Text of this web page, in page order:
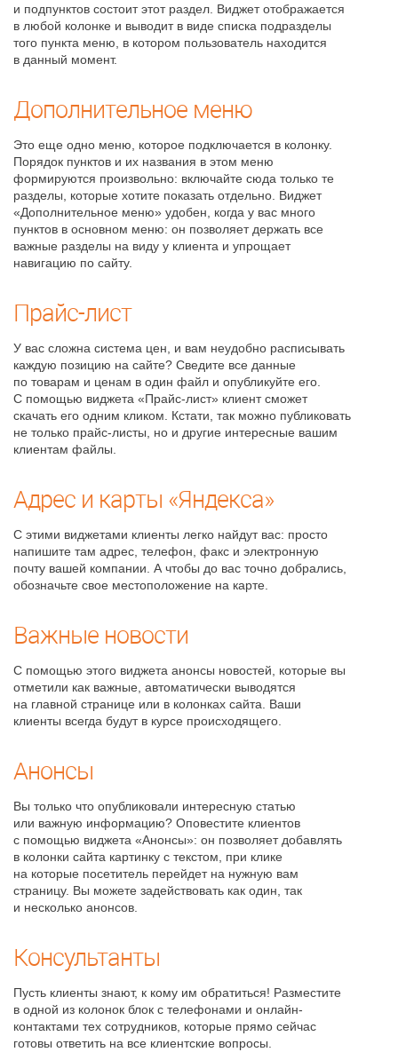
и подпунктов состоит этот раздел. Виджет отображается
в любой колонке и выводит в виде списка подразделы
того пункта меню, в котором пользователь находится
в данный момент.
Дополнительное меню
Это еще одно меню, которое подключается в колонку.
Порядок пунктов и их названия в этом меню
формируются произвольно: включайте сюда только те
разделы, которые хотите показать отдельно. Виджет
«Дополнительное меню» удобен, когда у вас много
пунктов в основном меню: он позволяет держать все
важные разделы на виду у клиента и упрощает
навигацию по сайту.
Прайс-лист
У вас сложна система цен, и вам неудобно расписывать
каждую позицию на сайте? Сведите все данные
по товарам и ценам в один файл и опубликуйте его.
С помощью виджета «Прайс-лист» клиент сможет
скачать его одним кликом. Кстати, так можно публиковать
не только прайс-листы, но и другие интересные вашим
клиентам файлы.
Адрес и карты «Яндекса»
С этими виджетами клиенты легко найдут вас: просто
напишите там адрес, телефон, факс и электронную
почту вашей компании. А чтобы до вас точно добрались,
обозначьте свое местоположение на карте.
Важные новости
С помощью этого виджета анонсы новостей, которые вы
отметили как важные, автоматически выводятся
на главной странице или в колонках сайта. Ваши
клиенты всегда будут в курсе происходящего.
Анонсы
Вы только что опубликовали интересную статью
или важную информацию? Оповестите клиентов
с помощью виджета «Анонсы»: он позволяет добавлять
в колонки сайта картинку с текстом, при клике
на которые посетитель перейдет на нужную вам
страницу. Вы можете задействовать как один, так
и несколько анонсов.
Консультанты
Пусть клиенты знают, к кому им обратиться! Разместите
в одной из колонок блок с телефонами и онлайн-
контактами тех сотрудников, которые прямо сейчас
готовы ответить на все клиентские вопросы.